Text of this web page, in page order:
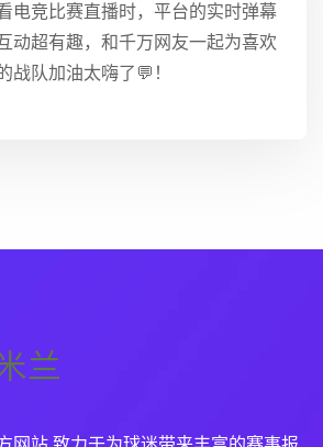
电竞比赛直播时，平台的实时弹幕
动超有趣，和千万网友一起为喜欢
战队加油太嗨了💬！